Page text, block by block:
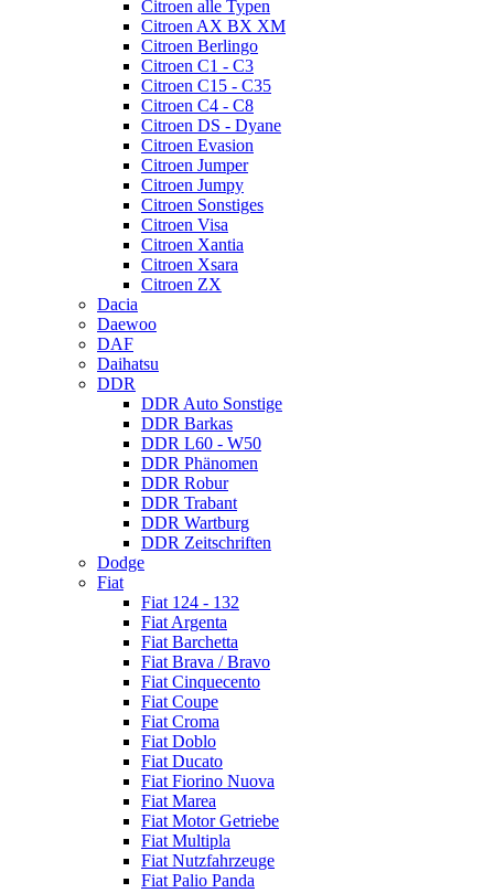
Citroen alle Typen
Citroen AX BX XM
Citroen Berlingo
Citroen C1 - C3
Citroen C15 - C35
Citroen C4 - C8
Citroen DS - Dyane
Citroen Evasion
Citroen Jumper
Citroen Jumpy
Citroen Sonstiges
Citroen Visa
Citroen Xantia
Citroen Xsara
Citroen ZX
Dacia
Daewoo
DAF
Daihatsu
DDR
DDR Auto Sonstige
DDR Barkas
DDR L60 - W50
DDR Phänomen
DDR Robur
DDR Trabant
DDR Wartburg
DDR Zeitschriften
Dodge
Fiat
Fiat 124 - 132
Fiat Argenta
Fiat Barchetta
Fiat Brava / Bravo
Fiat Cinquecento
Fiat Coupe
Fiat Croma
Fiat Doblo
Fiat Ducato
Fiat Fiorino Nuova
Fiat Marea
Fiat Motor Getriebe
Fiat Multipla
Fiat Nutzfahrzeuge
Fiat Palio Panda